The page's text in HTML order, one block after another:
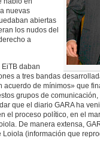
nuevas
abiertas
los nudos del
a
daban
a tres bandas
de mínimos» que
grupos de
que el diario GARA ha
el proceso político, en el
De manera extensa,
(información que